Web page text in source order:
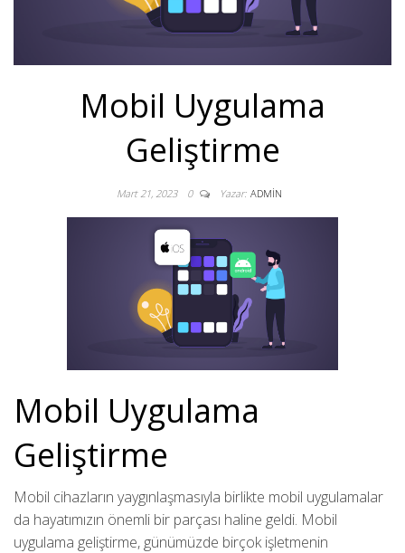
Mobil Uygulama
Geliştirme
Mart 21, 2023 0 Yazar: ADMIN
Mobil Uygulama
Geliştirme
Mobil cihazların yaygınlaşmasıyla birlikte mobil uygulamalar
da hayatımızın önemli bir parçası haline geldi. Mobil
uygulama geliştirme, günümüzde birçok işletmenin